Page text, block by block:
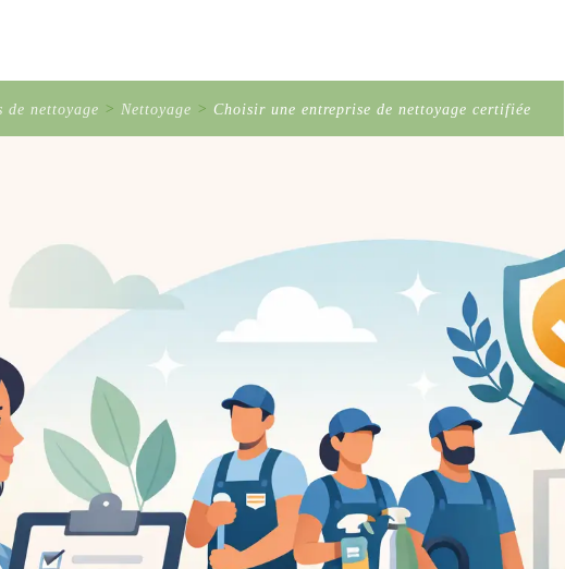
de nettoyage > Nettoyage > Choisir une entreprise de nettoyage certifiée